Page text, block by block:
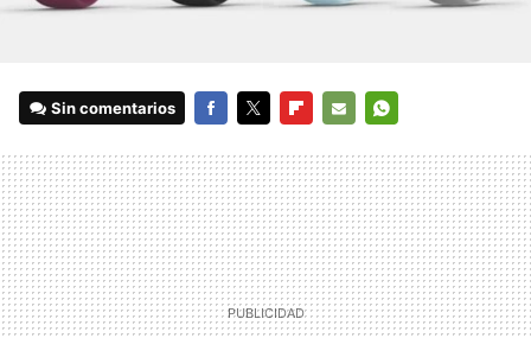
Sin comentarios
MAIL